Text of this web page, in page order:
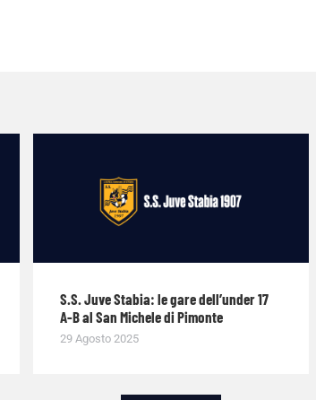
S.S. Juve Stabia: le gare dell’under 17
A-B al San Michele di Pimonte
29 Agosto 2025